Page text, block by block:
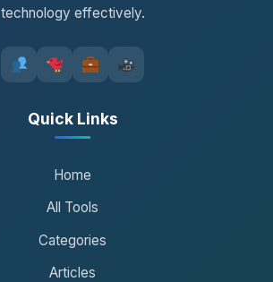
technology effectively.
Quick Links
Home
All Tools
Categories
Articles